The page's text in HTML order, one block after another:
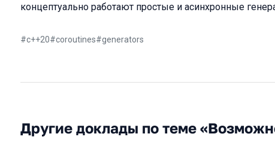
концептуально работают простые и асинхронные
#c++20#coroutines#generators
Другие доклады по теме